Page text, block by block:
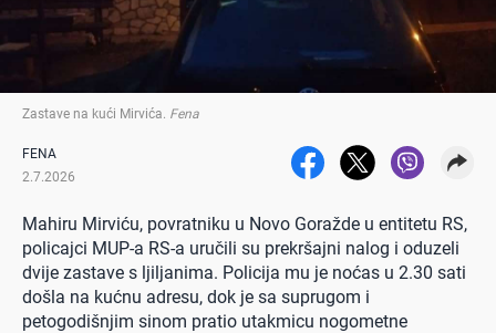
Zastave na kući Mirvića Fena
FENA
2.7.2026
Mahiru Mirviću, povratniku u Novo Goražde u entitetu RS,
policajci MUP-a RS-a uručili su prekršajni nalog i oduzeli
dvije zastave s ljiljanima. Policija mu je noćas u 2.30 sati
došla na kućnu adresu, dok je sa suprugom i
petogodišnjim sinom pratio utakmicu nogometne